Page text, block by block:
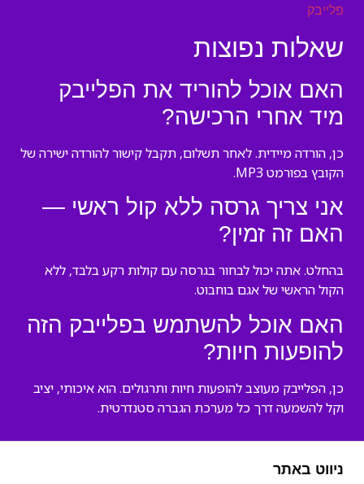
פלייבק
שאלות נפוצות
האם אוכל להוריד את הפלייבק
מיד אחרי הרכישה?
כן, הורדה מיידית. לאחר תשלום, תקבל קישור להורדה ישירה של
הקובץ בפורמט MP3.
אני צריך גרסה ללא קול ראשי —
האם זה זמין?
בהחלט. אתה יכול לבחור בגרסה עם קולות רקע בלבד, ללא
הקול הראשי של אגם בוחבוט.
האם אוכל להשתמש בפלייבק הזה
להופעות חיות?
כן, הפלייבק מעוצב להופעות חיות ותרגולים. הוא איכותי, יציב
וקל להשמעה דרך כל מערכת הגברה סטנדרטית.
ניווט באתר